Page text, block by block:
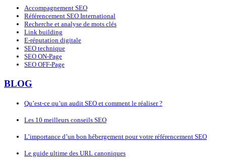
Accompagnement SEO
Référencement SEO International
Recherche et analyse de mots clés
Link building
E-réputation digitale
SEO technique
SEO ON-Page
SEO OFF-Page
BLOG
Qu’est-ce qu’un audit SEO et comment le réaliser ?
Les 10 meilleurs conseils SEO
L’importance d’un bon hébergement pour votre référencement SEO
Le guide ultime des URL canoniques